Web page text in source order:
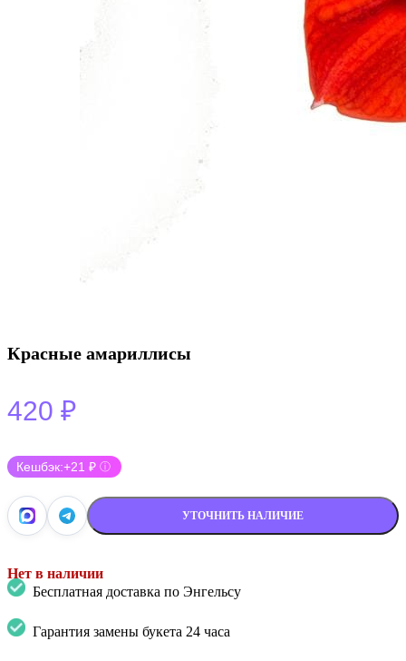
Красные амариллисы
420 ₽
Кешбэк:+21 ₽ ⓘ
УТОЧНИТЬ НАЛИЧИЕ
Нет в наличии
Бесплатная доставка по Энгельсу
Гарантия замены букета 24 часа